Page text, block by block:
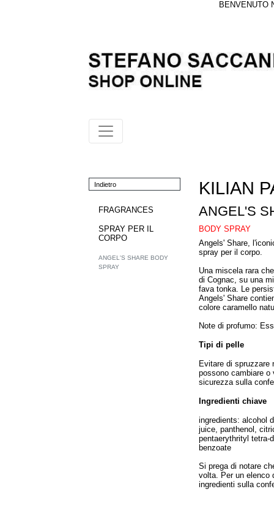
BENVENUTO
Indietro
FRAGRANCES
SPRAY PER IL
CORPO
ANGEL'S SHARE BODY
SPRAY
KILIAN
ANGEL'S
BODY SPRAY
Angels' Share,
spray per il corpo.
Una miscela rara
di Cognac, su una
fava tonka. Le
Angels' Share
colore caramello
Note di profumo:
Tipi di pelle
Evitare di spruzzare
possono cambiare o
sicurezza sulla
Ingredienti chiave
ingredients: alcohol
juice, panthenol,
pentaerythrityl tetra-
benzoate
Si prega di notare
volta. Per un elenco
ingredienti sulla